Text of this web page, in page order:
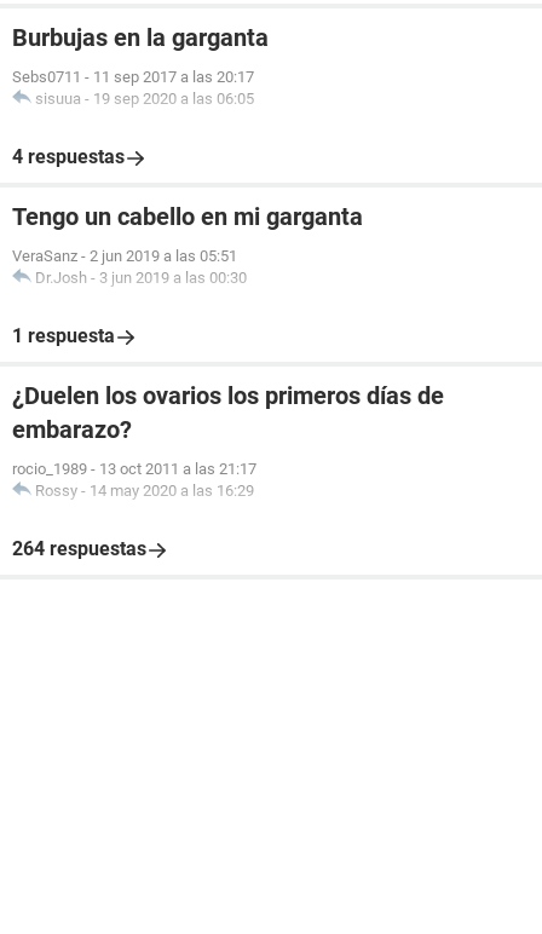
Burbujas en la garganta
Sebs0711 - 11 sep 2017 a las 20:17
sisuua - 19 sep 2020 a las 06:05
4 respuestas
Tengo un cabello en mi garganta
VeraSanz - 2 jun 2019 a las 05:51
Dr.Josh - 3 jun 2019 a las 00:30
1 respuesta
¿Duelen los ovarios los primeros días de
embarazo?
rocio_1989 - 13 oct 2011 a las 21:17
Rossy - 14 may 2020 a las 16:29
264 respuestas